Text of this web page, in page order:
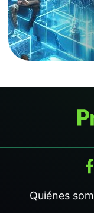
Quiénes